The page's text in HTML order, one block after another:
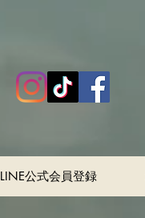
LINE公式会員登録